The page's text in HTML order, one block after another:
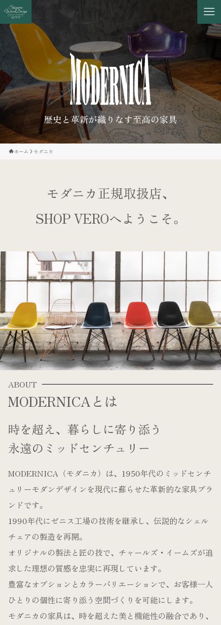
ホーム モダニカ
モダニカ正規取扱店、
SHOP VEROへようこそ。
ABOUT
MODERNICAとは
時を超え、暮らしに寄り添う
永遠のミッドセンチュリー
MODERNICA（モダニカ）は、1950年代のミッドセンチ
ュリーモダンデザインを現代に蘇らせた革新的な家具ブラ
ンドです。
1990年代にゼニス工場の技術を継承し、伝説的なシェル
チェアの製造を再開。
オリジナルの製法と匠の技で、チャールズ・イームズが追
求した理想の質感を忠実に再現しています。
豊富なオプションとカラーバリエーションで、お客様一人
ひとりの個性に寄り添う空間づくりを可能にします。
モダニカの家具は、時を超えた美と機能性の融合であり、